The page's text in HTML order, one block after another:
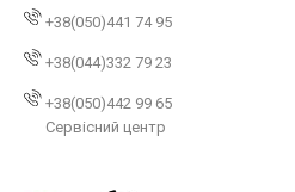
+38(050)441 74 95
+38(044)332 79 23
+38(050)442 99 65
Сервісний центр